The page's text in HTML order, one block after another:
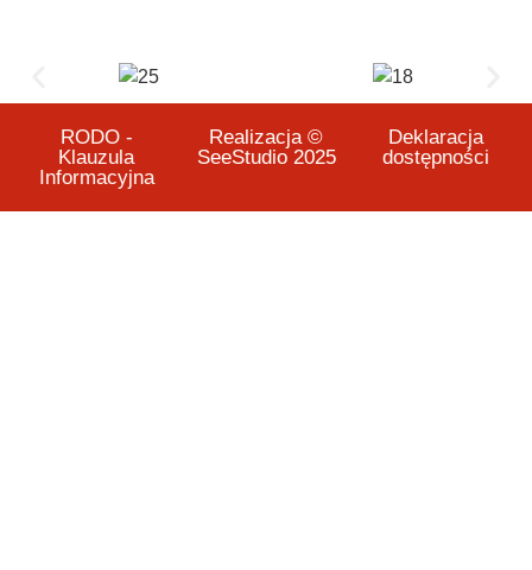
RODO -
Klauzula
Informacyjna
Realizacja ©
SeeStudio 2025
Deklaracja
dostępności